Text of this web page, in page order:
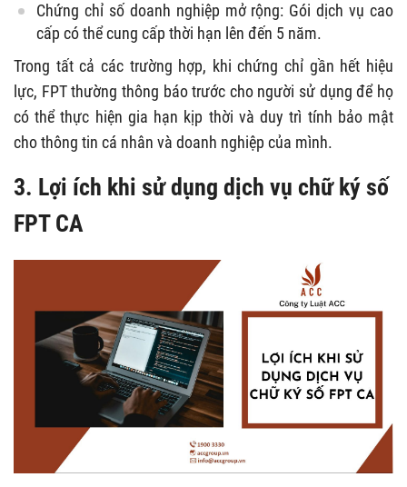
Chứng chỉ số doanh nghiệp mở rộng: Gói dịch vụ cao
cấp có thể cung cấp thời hạn lên đến 5 năm.
Trong tất cả các trường hợp, khi chứng chỉ gần hết hiệu
lực, FPT thường thông báo trước cho người sử dụng để họ
có thể thực hiện gia hạn kịp thời và duy trì tính bảo mật
cho thông tin cá nhân và doanh nghiệp của mình.
3. Lợi ích khi sử dụng dịch vụ chữ ký số
FPT CA